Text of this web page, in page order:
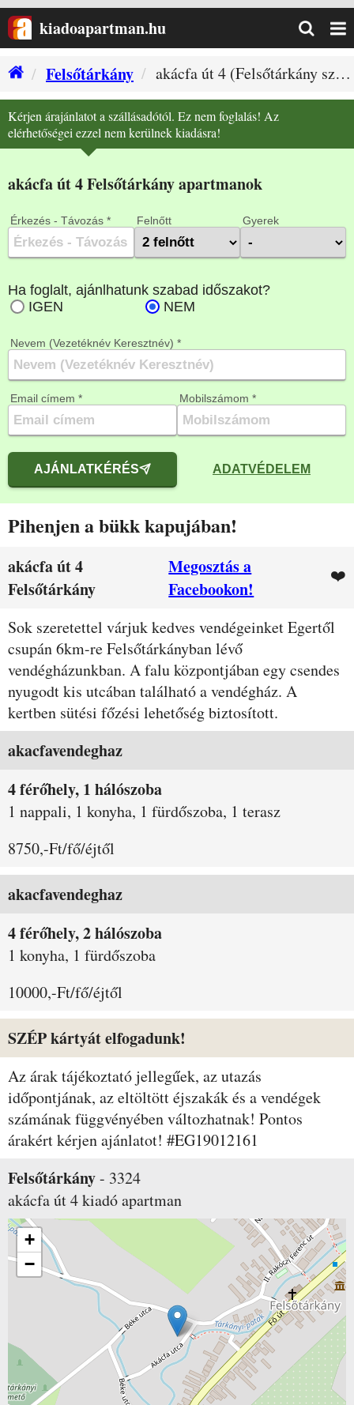
kiadoapartman.hu
Felsőtárkány
akácfa út 4 (Felsőtárkány szállás)
Kérjen árajánlatot a szállásadótól. Ez nem foglalás! Az
elérhetőségei ezzel nem kerülnek kiadásra!
akácfa út 4 Felsőtárkány apartmanok
Érkezés - Távozás * Felnőtt Gyerek
Nevem (Vezetéknév Keresztnév) *
Email címem * Mobilszámom *
AJÁNLATKÉRÉS ADATVÉDELEM
Pihenjen a bükk kapujában!
akácfa út 4
Felsőtárkány
Megosztás a
Facebookon!
❤️
Leírás
Sok szeretettel várjuk kedves vendégeinket Egertől
csupán 6km-re Felsőtárkányban lévő
vendégházunkban. A falu központjában egy csendes
nyugodt kis utcában található a vendégház. A
kertben sütési főzési lehetőség biztosított.
Szobák és árak
akacfavendeghaz
4 férőhely, 1 hálószoba
1 nappali, 1 konyha, 1 fürdőszoba, 1 terasz
8750,-Ft/fő/éjtől
akacfavendeghaz
4 férőhely, 2 hálószoba
1 konyha, 1 fürdőszoba
10000,-Ft/fő/éjtől
SZÉP kártyát elfogadunk!
Az árak tájékoztató jellegűek, az utazás
időpontjának, az eltöltött éjszakák és a vendégek
számának függvényében változhatnak! Pontos
árakért kérjen ajánlatot! #EG19012161
Felsőtárkány- 3324
akácfa út 4kiadó apartman
+
−